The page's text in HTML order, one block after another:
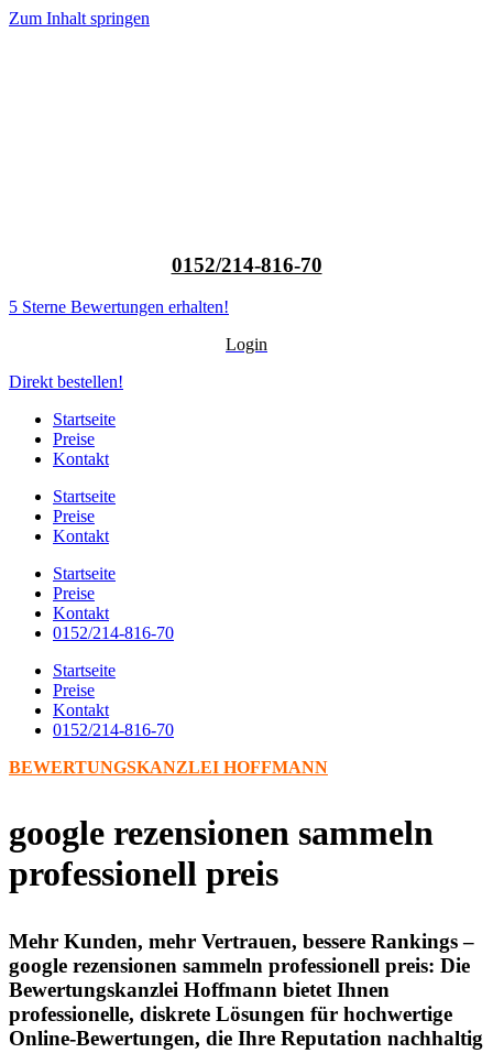
Zum Inhalt springen
0152/214-816-70
5 Sterne Bewertungen erhalten!
Login
Direkt bestellen!
Startseite
Preise
Kontakt
Startseite
Preise
Kontakt
Startseite
Preise
Kontakt
0152/214-816-70
Startseite
Preise
Kontakt
0152/214-816-70
BEWERTUNGSKANZLEI HOFFMANN
google rezensionen sammeln
professionell preis
Mehr Kunden, mehr Vertrauen, bessere Rankings –
google rezensionen sammeln professionell preis: Die
Bewertungskanzlei Hoffmann bietet Ihnen
professionelle, diskrete Lösungen für hochwertige
Online-Bewertungen, die Ihre Reputation nachhaltig